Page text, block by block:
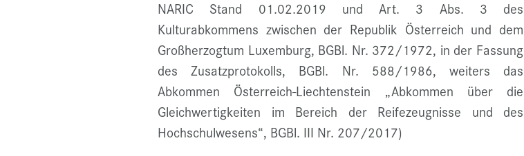
NARIC Stand 01.02.2019 und Art. 3 Abs. 3 des
Kulturabkommens zwischen der Republik Österreich und dem
Großherzogtum Luxemburg, BGBl. Nr. 372/1972, in der Fassung
des Zusatzprotokolls, BGBl. Nr. 588/1986, weiters das
Abkommen Österreich-Liechtenstein „Abkommen über die
Gleichwertigkeiten im Bereich der Reifezeugnisse und des
Hochschulwesens“, BGBl. III Nr. 207/2017)